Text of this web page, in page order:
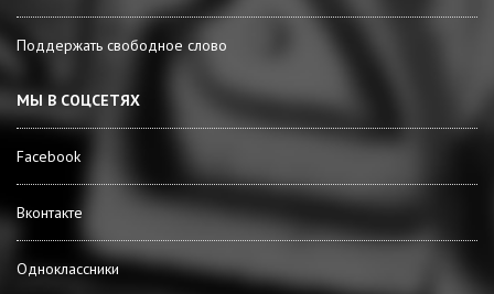
Поддержать свободное слово
МЫ В СОЦСЕТЯХ
Facebook
Вконтакте
Одноклассники